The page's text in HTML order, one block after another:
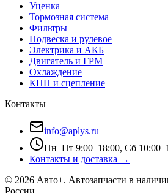
Уценка
Тормозная система
Фильтры
Подвеска и рулевое
Электрика и АКБ
Двигатель и ГРМ
Охлаждение
КПП и сцепление
Контакты
info@aplys.ru
Пн–Пт 9:00–18:00, Сб
Контакты и доставка →
© 2026 Авто+. Автозапчасти в